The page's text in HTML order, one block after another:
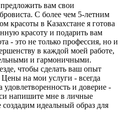
вам свои
С более чем 5-летним
красоты в Казахстане я готова
красоту и подарить вам
- это не только профессия, но и
в каждой моей работе,
и гармоничными.
чтобы сделать ваш опыт
на мои услуги - всегда
и доверие -
напишите мне в личные
идеальный образ для